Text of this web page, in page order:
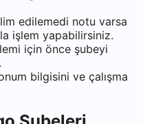
edilemedi notu varsa
işlem yapabilirsiniz.
için önce şubeyi
bilgisini ve çalışma